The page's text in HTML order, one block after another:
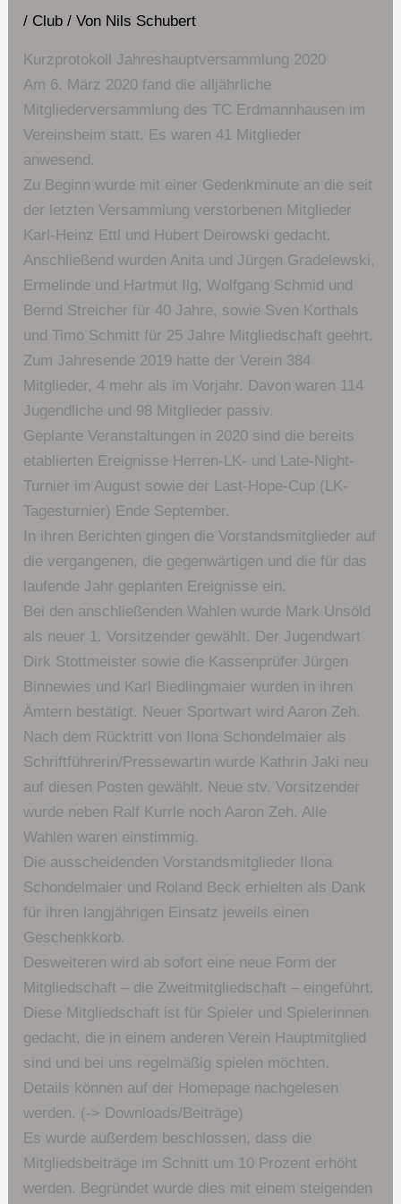
/ Club / Von Nils Schubert
Kurzprotokoll Jahreshauptversammlung 2020
Am 6. März 2020 fand die alljährliche
Mitgliederversammlung des TC Erdmannhausen im
Vereinsheim statt. Es waren 41 Mitglieder
anwesend.
Zu Beginn wurde mit einer Gedenkminute an die seit
der letzten Versammlung verstorbenen Mitglieder
Karl-Heinz Ettl und Hubert Deirowski gedacht.
Anschließend wurden Anita und Jürgen Gradelewski,
Ermelinde und Hartmut Ilg, Wolfgang Schmid und
Bernd Streicher für 40 Jahre, sowie Sven Korthals
und Timo Schmitt für 25 Jahre Mitgliedschaft geehrt.
Zum Jahresende 2019 hatte der Verein 384
Mitglieder, 4 mehr als im Vorjahr. Davon waren 114
Jugendliche und 98 Mitglieder passiv.
Geplante Veranstaltungen in 2020 sind die bereits
etablierten Ereignisse Herren-LK- und Late-Night-
Turnier im August sowie der Last-Hope-Cup (LK-
Tagesturnier) Ende September.
In ihren Berichten gingen die Vorstandsmitglieder auf
die vergangenen, die gegenwärtigen und die für das
laufende Jahr geplanten Ereignisse ein.
Bei den anschließenden Wahlen wurde Mark Unsöld
als neuer 1. Vorsitzender gewählt. Der Jugendwart
Dirk Stottmeister sowie die Kassenprüfer Jürgen
Binnewies und Karl Biedlingmaier wurden in ihren
Ämtern bestätigt. Neuer Sportwart wird Aaron Zeh.
Nach dem Rücktritt von Ilona Schondelmaier als
Schriftführerin/Pressewartin wurde Kathrin Jaki neu
auf diesen Posten gewählt. Neue stv. Vorsitzender
wurde neben Ralf Kurrle noch Aaron Zeh. Alle
Wahlen waren einstimmig.
Die ausscheidenden Vorstandsmitglieder Ilona
Schondelmaier und Roland Beck erhielten als Dank
für ihren langjährigen Einsatz jeweils einen
Geschenkkorb.
Desweiteren wird ab sofort eine neue Form der
Mitgliedschaft – die Zweitmitgliedschaft – eingeführt.
Diese Mitgliedschaft ist für Spieler und Spielerinnen
gedacht, die in einem anderen Verein Hauptmitglied
sind und bei uns regelmäßig spielen möchten.
Details können auf der Homepage nachgelesen
werden. (-> Downloads/Beiträge)
Es wurde außerdem beschlossen, dass die
Mitgliedsbeiträge im Schnitt um 10 Prozent erhöht
werden. Begründet wurde dies mit einem steigenden